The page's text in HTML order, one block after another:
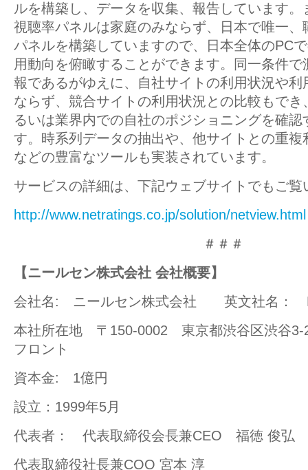
ルを構築し、データを収集、報告しています
視聴率パネルは家庭のみならず、日本で唯一、
パネルを構築していますので、日本全体のPC
用動向を俯瞰することができます。同一条件
報であるがゆえに、自社サイトの利用状況や利
ならず、競合サイトの利用状況との比較もで
るいは業界内での自社のポジショニングを確認
す。時系列データの抽出や、他サイトとの重複
などの豊富なツールも実装されています。
サービスの詳細は、下記ウェブサイトでもご覧
http://www.netratings.co.jp/solution/netview.html
＃＃＃
【ニールセン株式会社 会社概要】
会社名: ニールセン株式会社 英文社名：
本社所在地 〒150-0002 東京都渋谷区渋谷3-
フロント
資本金: 1億円
設立：1999年5月
代表者： 代表取締役会長兼CEO 福徳 俊弘
代表取締役社長兼COO 宮本 淳